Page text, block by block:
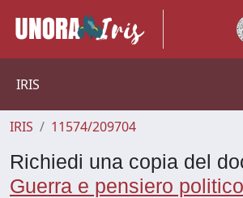
IRIS
IRIS 11574/209704
Richiedi una copia del
Guerra e pensiero